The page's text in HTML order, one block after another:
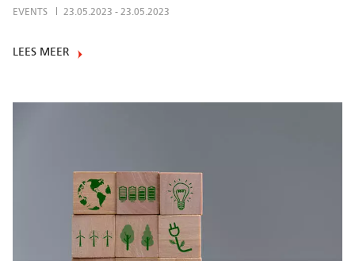
EVENTS 23.05.2023 - 23.05.2023
LEES MEER